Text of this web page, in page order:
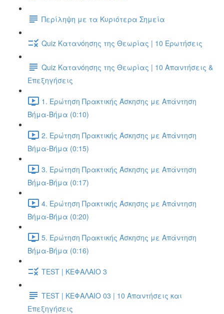
Περίληψη με τα Κυριότερα Σημεία
Quiz Κατανόησης της Θεωρίας | 10 Ερωτήσεις
Quiz Κατανόησης της Θεωρίας | 10 Απαντήσεις &
Επεξηγήσεις
1. Ερώτηση Πρακτικής Άσκησης με Απάντηση
Βήμα-Βήμα (0:10)
2. Ερώτηση Πρακτικής Άσκησης με Απάντηση
Βήμα-Βήμα (0:15)
3. Ερώτηση Πρακτικής Άσκησης με Απάντηση
Βήμα-Βήμα (0:17)
4. Ερώτηση Πρακτικής Άσκησης με Απάντηση
Βήμα-Βήμα (0:20)
5. Ερώτηση Πρακτικής Άσκησης με Απάντηση
Βήμα-Βήμα (0:16)
TEST | ΚΕΦΑΛΑΙΟ 3
TEST | ΚΕΦΑΛΑΙΟ 03 | 10 Απαντήσεις και
Επεξηγήσεις